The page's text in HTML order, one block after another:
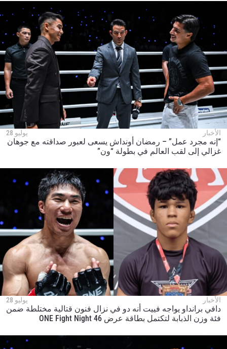
الأخبار يوليو 28
“إنه مجرد عمل” – رمضان أونداش يسعى لعبور صداقته مع جوهان
غزالي إلى لقب العالم في بطولة “ون”
الأخبار يوليو 28
دافي برانداو يواجه فييت أنه دو في نزال فنون قتالية مختلطة ضمن
فئة وزن الذبابة لتكتمل بطاقة عرض ONE Fight Night 46
المنافس
العرض
شاهد أبرز اللقطات
خذ بطولة "ون" معك أينما ذهبت! اشترك الآن للوصول
إلى آخر الأخبار، وفتح العروض الخاصة والحصول على
أفضل المقاعد لعروضنا الحية.
البريد الإلكتروني
الإسم
إشترك
بإرسال هذا النموذج، فإنك توافق على جمعنا لمعلوماتك
واستخدامها والإفصاح عنها بموجب
يمكنك إلغاء الاشتراك في هذه المنشورات في أي وقت.